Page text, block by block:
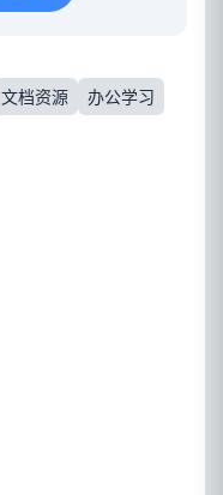
文档资源 办公学习